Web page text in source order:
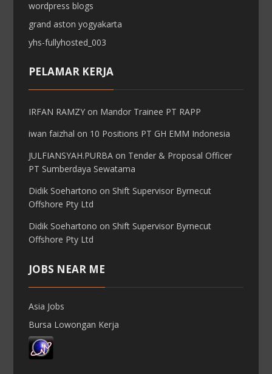
wordpress blogs
grand aston yogyakarta
yhs-fullyhosted_003
PELAMAR KERJA
IRFAN RAMZY on Mandor Trainee PT RAPP
iwan faizhal on 10 Positions PT GH EMM Indonesia
JULFIANSYAH.PURBA on Tender & Proposal Officer
PT Sumberdaya Sewatama
Didik Soehartono on Shift Supervisor Byrnecut
Offshore Pty Ltd
Didik Soehartono on Shift Supervisor Byrnecut
Offshore Pty Ltd
JOBS NEAR ME
Asia Jobs
Bursa Lowongan Kerja